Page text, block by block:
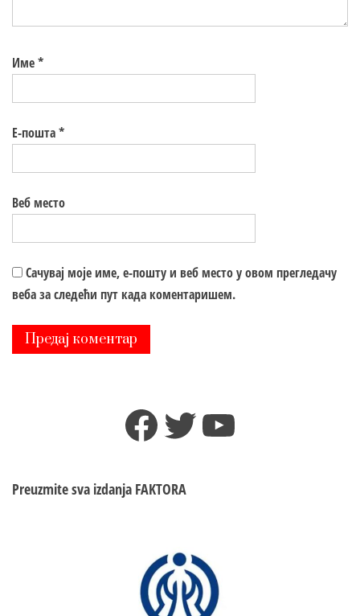
Име*
Е-пошта*
Веб место
Сачувај моје име, е-пошту и веб место у овом прегледачу
веба за следећи пут када коментаришем.
Facebook
TwitterYouTube
Preuzmite sva izdanja FAKTORA